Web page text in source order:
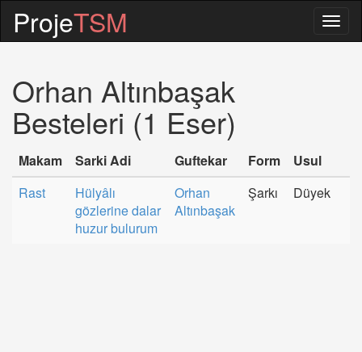
ProjeTSM
Orhan Altınbaşak
Besteleri (1 Eser)
Makam Sarki Adi Guftekar Form
Usul
Rast
Hülyâlı
gözlerine dalar
huzur bulurum
Orhan
Altınbaşak
Şarkı Düyek